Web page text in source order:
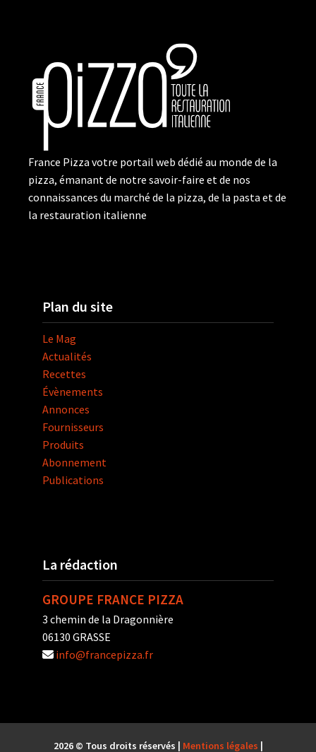
France Pizza votre portail web dédié au monde de la
pizza, émanant de notre savoir-faire et de nos
connaissances du marché de la pizza, de la pasta et de
la restauration italienne
Plan du site
Le Mag
Actualités
Recettes
Évènements
Annonces
Fournisseurs
Produits
Abonnement
Publications
La rédaction
GROUPE FRANCE PIZZA
3 chemin de la Dragonnière
06130 GRASSE
info@francepizza.fr
2026 © Tous droits réservés | Mentions légales